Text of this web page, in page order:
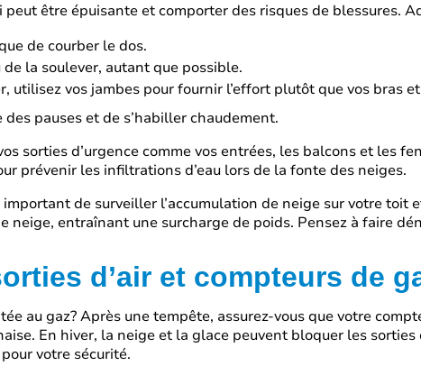
être épuisante et comporter des risques de blessures.
de courber le dos.
la soulever, autant que possible.
utilisez vos jambes pour fournir l’effort plutôt que vos bras
pauses et de s’habiller chaudement.
sorties d’urgence comme vos entrées, les balcons et les
prévenir les infiltrations d’eau lors de la fonte des neiges.
de surveiller l’accumulation de neige sur votre toit
entraînant une surcharge de poids. Pensez à faire
d’air et compteurs de
au gaz? Après une tempête, assurez-vous que votre
En hiver, la neige et la glace peuvent bloquer les
votre sécurité.